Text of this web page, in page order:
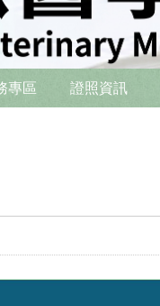
專區 證照資訊